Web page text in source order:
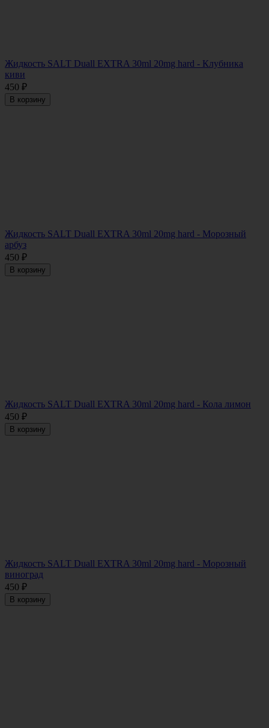
Жидкость SALT Duall EXTRA 30ml 20mg hard - Клубника
киви
450 ₽
В корзину
Жидкость SALT Duall EXTRA 30ml 20mg hard - Морозный
арбуз
450 ₽
В корзину
Жидкость SALT Duall EXTRA 30ml 20mg hard - Кола лимон
450 ₽
В корзину
Жидкость SALT Duall EXTRA 30ml 20mg hard - Морозный
виноград
450 ₽
В корзину